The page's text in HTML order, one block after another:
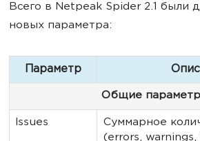
Всего в Netpeak Spider 2.1 были
новых параметра:
Параметр
Общие
Issues
Суммарное
(errors,